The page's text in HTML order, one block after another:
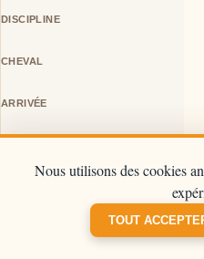
Nous utilisons des cookies
TOUT